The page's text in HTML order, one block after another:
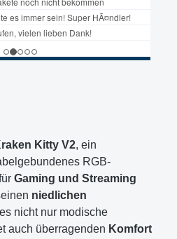
Kitty V2, ein
RGB-
Gaming und Streaming
niedlichen
nicht nur modische
auch überragenden Komfort